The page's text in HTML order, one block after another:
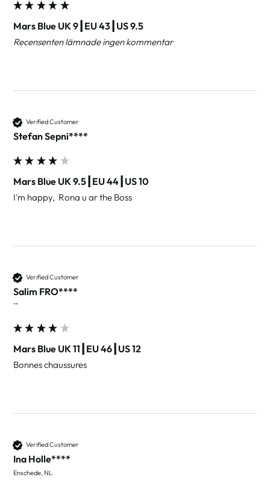
Mars Blue UK 9┃EU 43┃US 9.5
Recensenten lämnade ingen kommentar
Verified Customer
Stefan Sepni****
Mars Blue UK 9.5┃EU 44┃US 10
I'm happy,  Rona u ar the Boss
Verified Customer
Salim FRO****
""
Mars Blue UK 11┃EU 46┃US 12
Bonnes chaussures
Verified Customer
Ina Holle****
Enschede, NL